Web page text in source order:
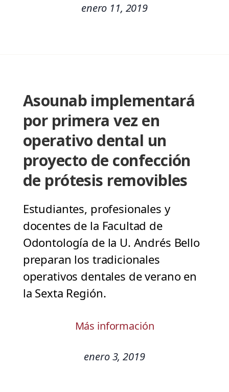
enero 11, 2019
Asounab implementará
por primera vez en
operativo dental un
proyecto de confección
de prótesis removibles
Estudiantes, profesionales y
docentes de la Facultad de
Odontología de la U. Andrés Bello
preparan los tradicionales
operativos dentales de verano en
la Sexta Región.
Más información
enero 3, 2019